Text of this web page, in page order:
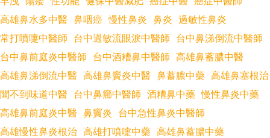
高雄鼻水多中醫 鼻咽癌 慢性鼻炎 鼻炎 過敏性鼻炎
常打噴嚏中醫師
台中過敏流眼淚中醫師
台中鼻涕倒流中醫師
台中鼻前庭炎中醫師
台中酒糟鼻中醫師 高雄鼻蓄膿中醫
高雄鼻涕倒流中醫 高雄鼻竇炎中醫 鼻蓄膿中藥 高雄鼻塞根治
聞不到味道中醫 台中鼻癤中醫師 酒糟鼻中藥 慢性鼻炎中藥
高雄鼻前庭炎中醫 鼻竇炎
台中急性鼻炎中醫師
高雄慢性鼻炎根治 高雄打噴嚏中藥 高雄鼻蓄膿中藥